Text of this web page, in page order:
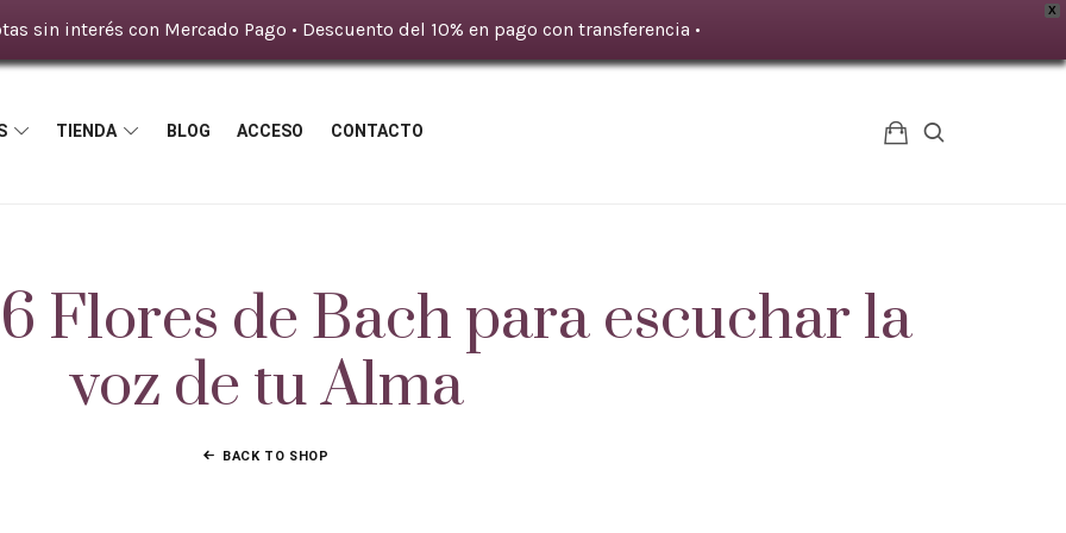
X
sin interés con Mercado Pago • Descuento del 10% en pago con transferencia •
TIENDA BLOG ACCESO CONTACTO
Flores de Bach para escuchar la
voz de tu Alma
BACK TO SHOP